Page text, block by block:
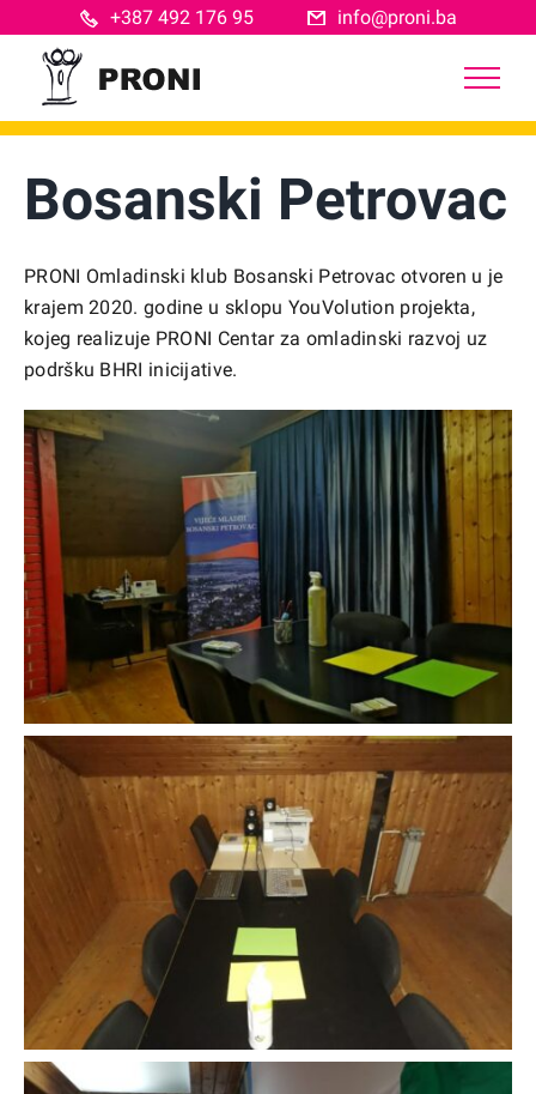
to
content
+387 492 176 95 info@proni.ba
Bosanski Petrovac
PRONI Omladinski klub Bosanski Petrovac otvoren u je
krajem 2020. godine u sklopu YouVolution projekta,
kojeg realizuje PRONI Centar za omladinski razvoj uz
podršku BHRI inicijative.